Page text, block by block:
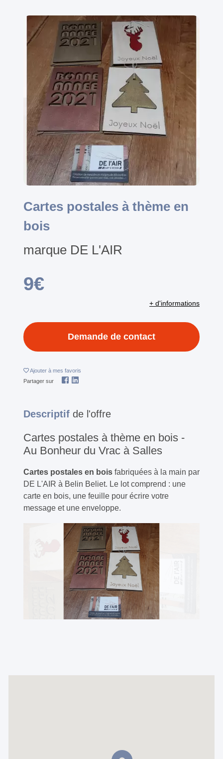
Cartes postales à thème en
bois
marque DE L'AIR
9€
+ d'informations
Demande de contact
Ajouter à mes favoris
Partager sur
Descriptif de l'offre
Cartes postales à thème en bois -
Au Bonheur du Vrac à Salles
Cartes postales en bois fabriquées à la main par
DE L'AIR à Belin Beliet. Le lot comprend : une
carte en bois, une feuille pour écrire votre
message et une enveloppe.